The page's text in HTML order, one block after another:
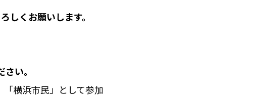
しくお願いします。
い。
横浜市民」として参加